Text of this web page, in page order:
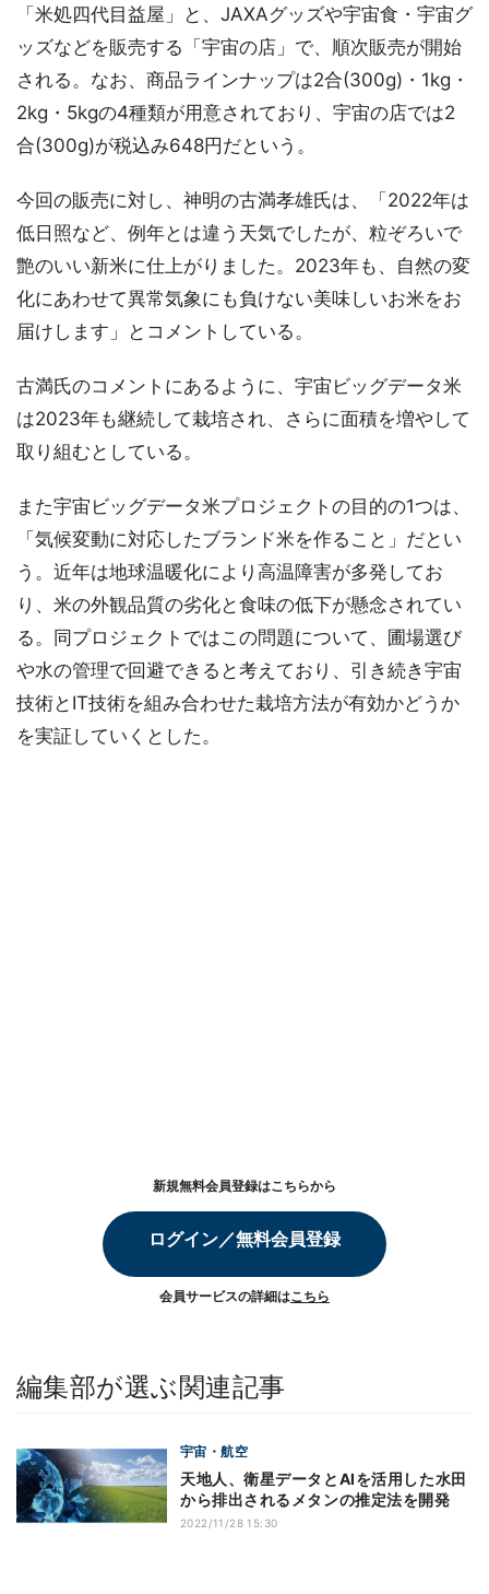
「米処四代目益屋」と、JAXAグッズや宇宙食・宇宙グ
ッズなどを販売する「宇宙の店」で、順次販売が開始
される。なお、商品ラインナップは2合(300g)・1kg・
2kg・5kgの4種類が用意されており、宇宙の店では2
合(300g)が税込み648円だという。
今回の販売に対し、神明の古満孝雄氏は、「2022年は
低日照など、例年とは違う天気でしたが、粒ぞろいで
艶のいい新米に仕上がりました。2023年も、自然の変
化にあわせて異常気象にも負けない美味しいお米をお
届けします」とコメントしている。
古満氏のコメントにあるように、宇宙ビッグデータ米
は2023年も継続して栽培され、さらに面積を増やして
取り組むとしている。
また宇宙ビッグデータ米プロジェクトの目的の1つは、
「気候変動に対応したブランド米を作ること」だとい
う。近年は地球温暖化により高温障害が多発してお
り、米の外観品質の劣化と食味の低下が懸念されてい
る。同プロジェクトではこの問題について、圃場選び
や水の管理で回避できると考えており、引き続き宇宙
技術とIT技術を組み合わせた栽培方法が有効かどうか
を実証していくとした。
新規無料会員登録はこちらから
ログイン／無料会員登録
会員サービスの詳細はこちら
編集部が選ぶ関連記事
宇宙・航空
天地人、衛星データとAIを活用した水田
から排出されるメタンの推定法を開発
2022/11/28 15:30